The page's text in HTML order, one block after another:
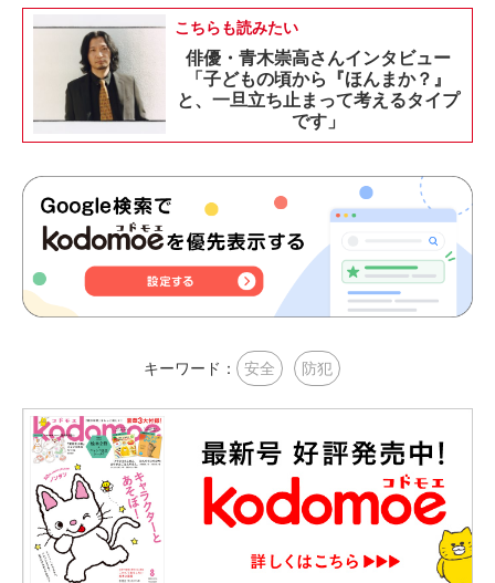
こちらも読みたい
俳優・青木崇高さんインタビュー
「子どもの頃から『ほんまか？』
と、一旦立ち止まって考えるタイプ
です」
キーワード： 安全 防犯